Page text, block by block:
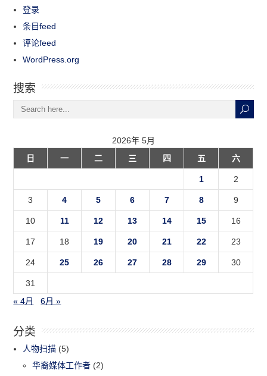
登录
条目feed
评论feed
WordPress.org
搜索
2026年 5月
日
一 二 三 四 五 六
1 2
3 4 5 6 7 8 9
10 11 12 13 14 15 16
17 18 19 20 21 22 23
24 25 26 27 28 29 30
31
« 4月
6月 »
分类
人物扫描 (5)
华裔媒体工作者 (2)